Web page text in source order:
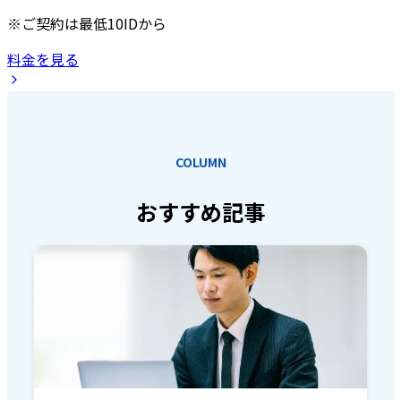
※ご契約は最低10IDから
料金を見る
COLUMN
おすすめ記事